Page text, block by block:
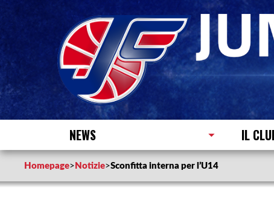
NEWS IL
Homepage> Notizie>Sconfitta interna per l’U14